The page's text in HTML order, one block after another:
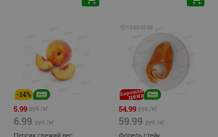
-14%
5.99 руб./кг
6.99 руб./кг
🕘 12:00-20:00
54.99 руб./кг
59.99 руб./кг